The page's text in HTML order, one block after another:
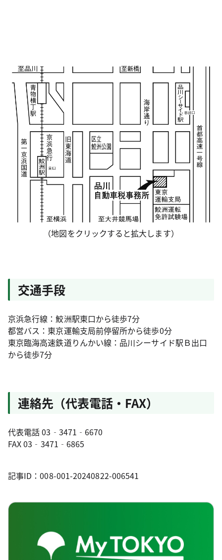
（地図をクリックすると拡大します）
交通手段
京浜急行線：鮫洲駅東口から徒歩7分
都営バス：東京運輸支局前停留所から徒歩0分
東京臨海高速鉄道りんかい線：品川シーサイド駅Ｂ出口
から徒歩7分
連絡先（代表電話・FAX）
代表電話 03‐3471‐6670
FAX 03‐3471‐6865
記事ID：008-001-20240822-006541